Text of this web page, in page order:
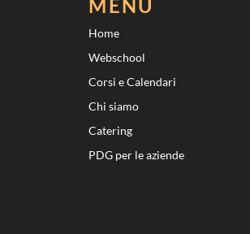
MENU
Home
Webschool
Corsi e Calendari
Chi siamo
Catering
PDG per le aziende